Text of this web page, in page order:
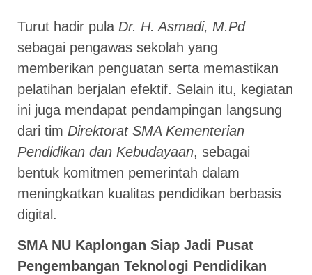
Turut hadir pula Dr. H. Asmadi, M.Pd
sebagai pengawas sekolah yang
memberikan penguatan serta memastikan
pelatihan berjalan efektif. Selain itu, kegiatan
ini juga mendapat pendampingan langsung
dari tim Direktorat SMA Kementerian
Pendidikan dan Kebudayaan, sebagai
bentuk komitmen pemerintah dalam
meningkatkan kualitas pendidikan berbasis
digital.
SMA NU Kaplongan Siap Jadi Pusat
Pengembangan Teknologi Pendidikan